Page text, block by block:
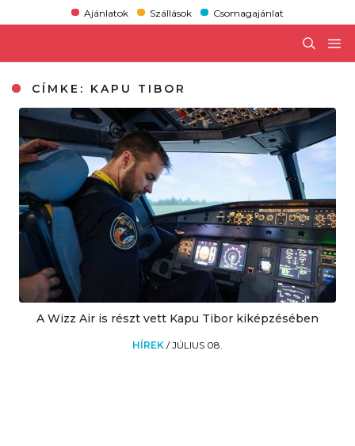
Ajánlatok Szállások Csomagajánlat
CÍMKE: KAPU TIBOR
A Wizz Air is részt vett Kapu Tibor kiképzésében
HÍREK /JÚLIUS 08.